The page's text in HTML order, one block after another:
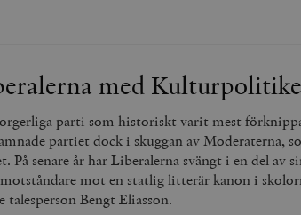
med
parti som historiskt varit mest
partiet dock i skuggan av Moderaterna,
På senare år har Liberalerna svängt i en del av
mot en statlig litterär kanon i
Bengt Eliasson.